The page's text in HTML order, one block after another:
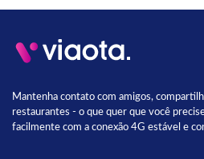
Mantenha contato com amigos,
restaurantes - o que quer que você
facilmente com a conexão 4G estável e